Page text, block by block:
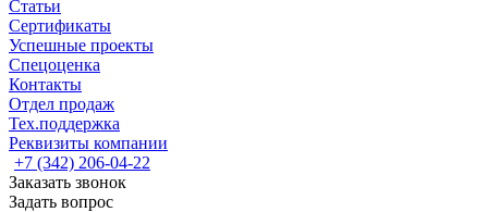
Статьи
Сертификаты
Успешные проекты
Спецоценка
Контакты
Отдел продаж
Тех.поддержка
Реквизиты компании
+7 (342) 206-04-22
Заказать звонок
Задать вопрос